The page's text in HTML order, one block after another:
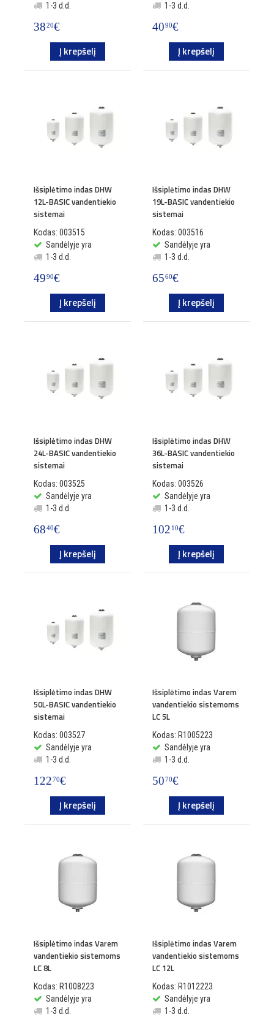
1-3 d.d.
3820€
Į krepšelį
1-3 d.d.
4090€
Į krepšelį
Išsiplėtimo indas DHW
12L-BASIC vandentiekio
sistemai
Kodas: 003515
Sandėlyje yra
1-3 d.d.
4990€
Į krepšelį
Išsiplėtimo indas DHW
19L-BASIC vandentiekio
sistemai
Kodas: 003516
Sandėlyje yra
1-3 d.d.
6560€
Į krepšelį
Išsiplėtimo indas DHW
24L-BASIC vandentiekio
sistemai
Kodas: 003525
Sandėlyje yra
1-3 d.d.
6840€
Į krepšelį
Išsiplėtimo indas DHW
36L-BASIC vandentiekio
sistemai
Kodas: 003526
Sandėlyje yra
1-3 d.d.
102 10€
Į krepšelį
Išsiplėtimo indas DHW
50L-BASIC vandentiekio
sistemai
Kodas: 003527
Sandėlyje yra
1-3 d.d.
12270€
Į krepšelį
Išsiplėtimo indas Varem
vandentiekio sistemoms
LC 5L
Kodas: R1005223
Sandėlyje yra
1-3 d.d.
5070€
Į krepšelį
Išsiplėtimo indas Varem
vandentiekio sistemoms
LC 8L
Kodas: R1008223
Sandėlyje yra
1-3 d.d.
Išsiplėtimo indas Varem
vandentiekio sistemoms
LC 12L
Kodas: R1012223
Sandėlyje yra
1-3 d.d.